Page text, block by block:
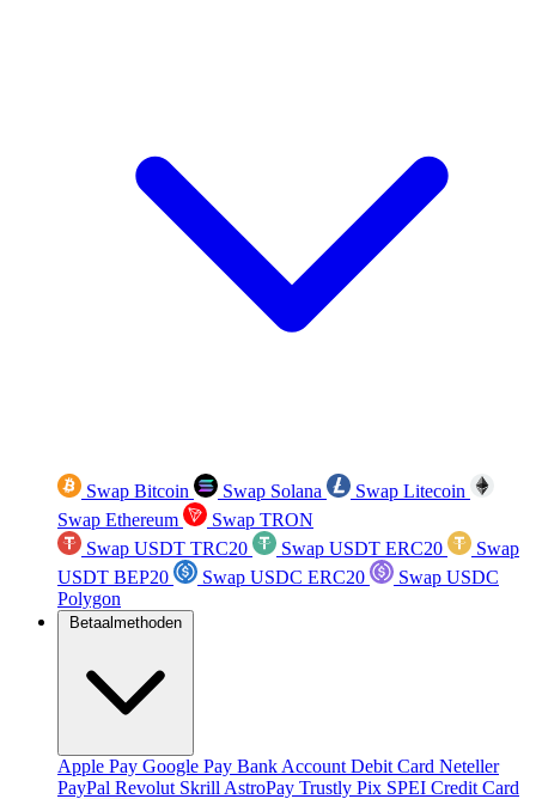
Swap Bitcoin Swap Solana
Swap Litecoin
Swap Ethereum
Swap TRON
Swap USDT TRC20
Swap USDT ERC20
Swap
USDT BEP20
Swap USDC ERC20
Swap USDC
Polygon
Betaalmethoden
Apple Pay Google Pay Bank Account Debit Card Neteller
PayPal Revolut Skrill AstroPay Trustly Pix SPEI Credit Card